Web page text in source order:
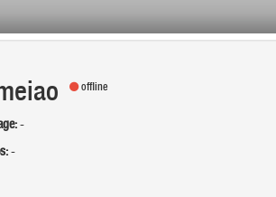
offline
-
-